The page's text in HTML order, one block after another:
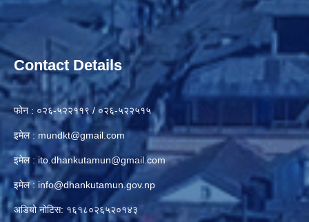
Contact Details
फोन : ०२६-५२२११९ / ०२६-५२२५१५
इमेल : mundkt@gmail.com
इमेल : ito.dhankutamun@gmail.com
इमेल : info@dhankutamun.gov.np
अडियो नोटिस: १६१८०२६५२०१४३